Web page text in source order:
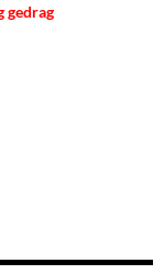
gedrag